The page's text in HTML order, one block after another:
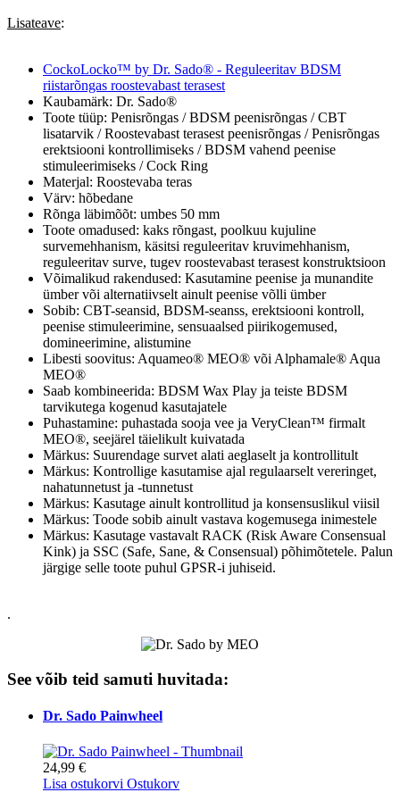
Lisateave:
CockoLocko™ by Dr. Sado® - Reguleeritav BDSM
riistarõngas roostevabast terasest
Kaubamärk: Dr. Sado®
Toote tüüp: Penisrõngas / BDSM peenisrõngas / CBT
lisatarvik / Roostevabast terasest peenisrõngas / Penisrõngas
erektsiooni kontrollimiseks / BDSM vahend peenise
stimuleerimiseks / Cock Ring
Materjal: Roostevaba teras
Värv: hõbedane
Rõnga läbimõõt: umbes 50 mm
Toote omadused: kaks rõngast, poolkuu kujuline
survemehhanism, käsitsi reguleeritav kruvimehhanism,
reguleeritav surve, tugev roostevabast terasest konstruktsioon
Võimalikud rakendused: Kasutamine peenise ja munandite
ümber või alternatiivselt ainult peenise võlli ümber
Sobib: CBT-seansid, BDSM-seanss, erektsiooni kontroll,
peenise stimuleerimine, sensuaalsed piirikogemused,
domineerimine, alistumine
Libesti soovitus: Aquameo® MEO® või Alphamale® Aqua
MEO®
Saab kombineerida: BDSM Wax Play ja teiste BDSM
tarvikutega kogenud kasutajatele
Puhastamine: puhastada sooja vee ja VeryClean™ firmalt
MEO®, seejärel täielikult kuivatada
Märkus: Suurendage survet alati aeglaselt ja kontrollitult
Märkus: Kontrollige kasutamise ajal regulaarselt vereringet,
nahatunnetust ja -tunnetust
Märkus: Kasutage ainult kontrollitud ja konsensuslikul viisil
Märkus: Toode sobib ainult vastava kogemusega inimestele
Märkus: Kasutage vastavalt RACK (Risk Aware Consensual
Kink) ja SSC (Safe, Sane, & Consensual) põhimõtetele. Palun
järgige selle toote puhul GPSR-i juhiseid.
.
See võib teid samuti huvitada:
Dr. Sado Painwheel
24,99 €
Lisa ostukorvi Ostukorv